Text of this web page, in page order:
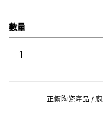
數量
正價陶瓷產品 /